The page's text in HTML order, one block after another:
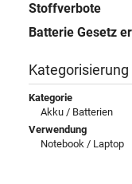
Stoffverbote
Batterie Gesetz
Kategorisierung
Kategorie
Akku / Batterien
Verwendung
Notebook / Laptop